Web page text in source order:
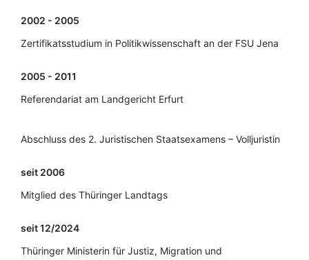
2002 - 2005
Zertifikatsstudium in Politikwissenschaft an der FSU Jena
2005 - 2011
Referendariat am Landgericht Erfurt
Abschluss des 2. Juristischen Staatsexamens – Volljuristin
seit 2006
Mitglied des Thüringer Landtags
seit 12/2024
Thüringer Ministerin für Justiz, Migration und